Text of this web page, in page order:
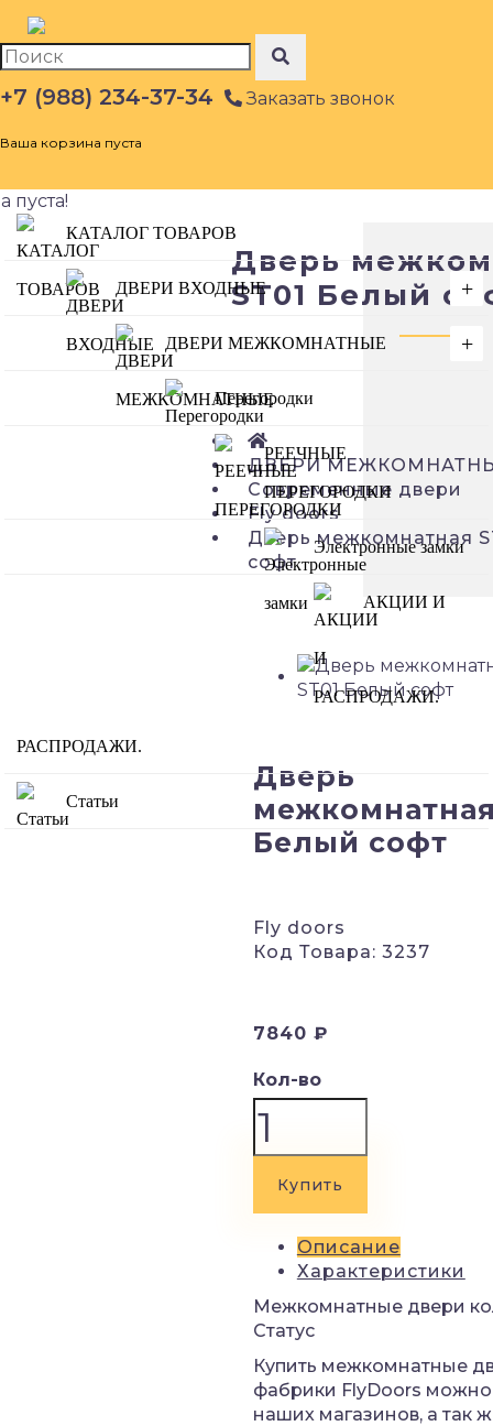
+7 (988) 234-37-34 Заказать звонок
Ваша корзина пуста
пуста!
КАТАЛОГ ТОВАРОВ
+
ДВЕРИ ВХОДНЫЕ
+
ДВЕРИ МЕЖКОМНАТНЫЕ
Перегородки
РЕЕЧНЫЕ
ПЕРЕГОРОДКИ
Электронные замки
АКЦИИ И
РАСПРОДАЖИ.
Статьи
Дверь
ST01 Белый
ДВЕРИ
Современные двери
Fly doors
Дверь межкомнатная
софт
Дверь
межкомнатная
Белый софт
Fly doors
Код Товара: 3237
7840 ₽
Кол-во
Купить
Описание
Характеристики
Межкомнатные двери
Статус
Купить межкомнатные
фабрики FlyDoors можно
наших магазинов, а так